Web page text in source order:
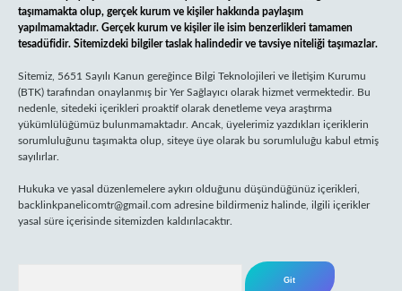
taşımamakta olup, gerçek kurum ve kişiler hakkında paylaşım
yapılmamaktadır. Gerçek kurum ve kişiler ile isim benzerlikleri tamamen
tesadüfidir. Sitemizdeki bilgiler taslak halindedir ve tavsiye niteliği taşımazlar.
Sitemiz, 5651 Sayılı Kanun gereğince Bilgi Teknolojileri ve İletişim Kurumu
(BTK) tarafından onaylanmış bir Yer Sağlayıcı olarak hizmet vermektedir. Bu
nedenle, sitedeki içerikleri proaktif olarak denetleme veya araştırma
yükümlülüğümüz bulunmamaktadır. Ancak, üyelerimiz yazdıkları içeriklerin
sorumluluğunu taşımakta olup, siteye üye olarak bu sorumluluğu kabul etmiş
sayılırlar.
Hukuka ve yasal düzenlemelere aykırı olduğunu düşündüğünüz içerikleri,
backlinkpanelicomtr@gmail.com adresine bildirmeniz halinde, ilgili içerikler
yasal süre içerisinde sitemizden kaldırılacaktır.